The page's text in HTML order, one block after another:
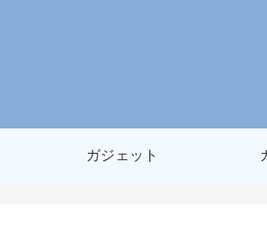
ガジェット